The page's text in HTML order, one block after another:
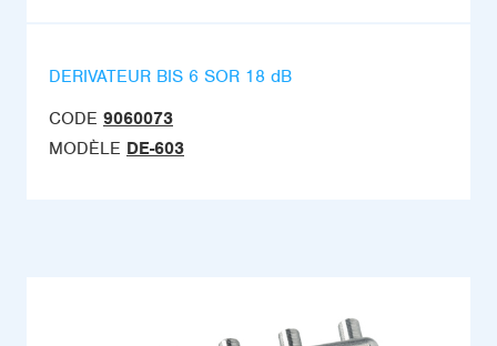
DERIVATEUR BIS 6 SOR 18 dB
CODE 9060073
MODÈLE DE-603